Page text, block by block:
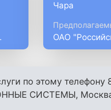
Чара
ОАО
по этому телефону
СИСТЕМЫ,